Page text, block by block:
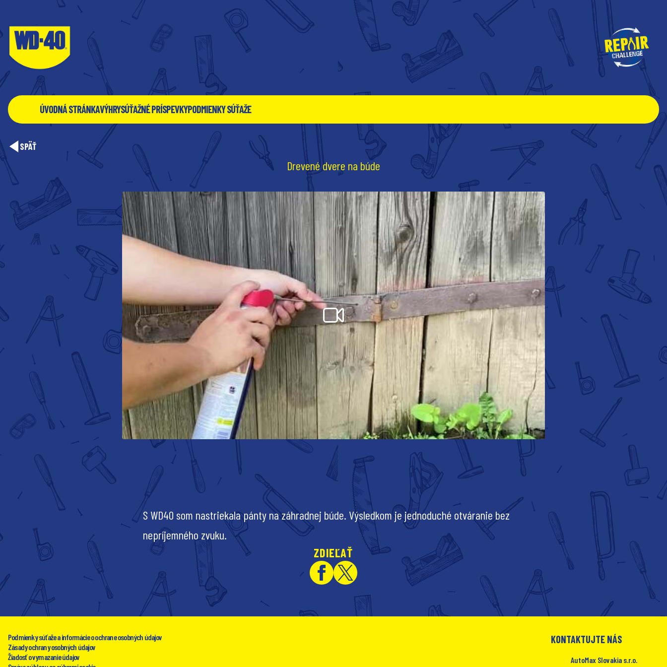
ÚVODNÁ STRÁNKAVÝHRYSÚŤAŽNÉ PRÍSPEVKYPODMIENKY SÚŤAŽE
SPÄŤ
Drevené dvere na búde
S WD40 som nastriekala pánty na záhradnej búde. Výsledkom je jednoduché otváranie bez
nepríjemného zvuku.
ZDIEĽAŤ
Podmienky súťaže a informácie o ochrane osobných údajov
Zásady ochrany osobných údajov
Žiadosť o vymazanie údajov
KONTAKTUJTE NÁS
AutoMax Slovakia s.r.o.​